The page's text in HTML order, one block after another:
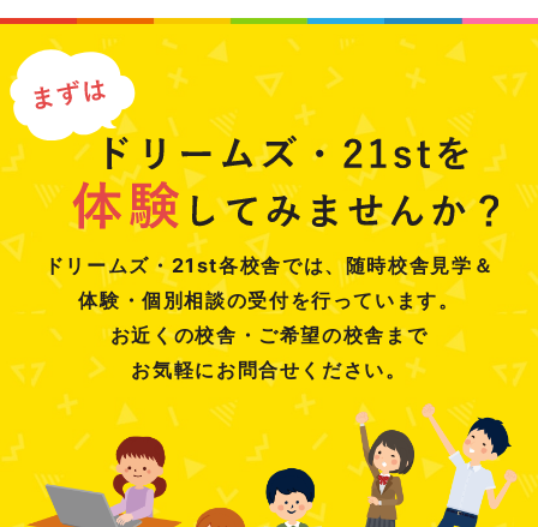
ドリームズ・21st各校舎では、随時校舎見学＆
体験・個別相談の受付を行っています。
お近くの校舎・ご希望の校舎まで
お気軽にお問合せください。